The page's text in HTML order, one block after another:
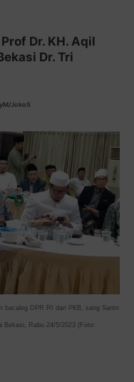
Dr. KH. Aqil
Dr. Tri
JokoS
bacaleg DPR RI dari PKB, sang Santri
Bekasi, Rabu 24/5/2023 (Foto: